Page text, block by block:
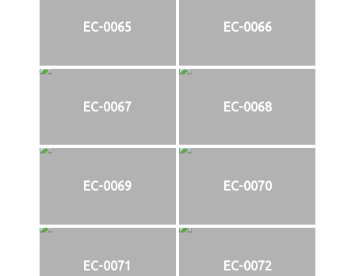
EC-0065 EC-0066
EC-0067 EC-0068
EC-0069 EC-0070
EC-0071 EC-0072